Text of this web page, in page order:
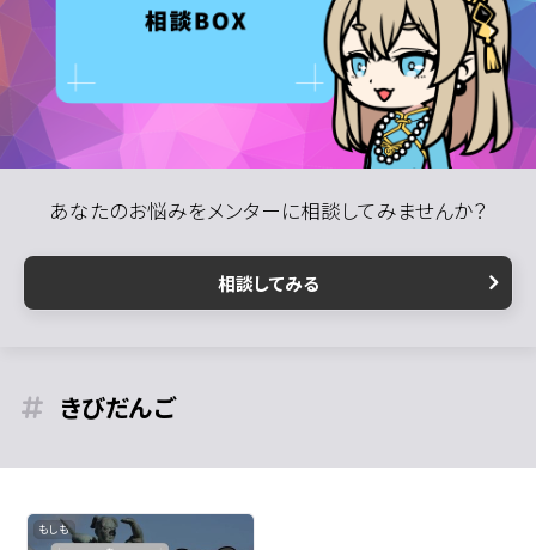
あなたのお悩みをメンターに相談してみませんか？
相談してみる
きびだんご
もしも